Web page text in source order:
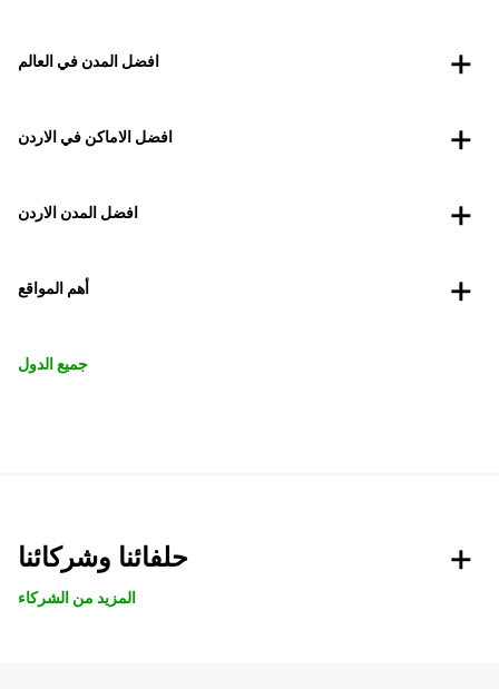
افضل المدن في العالم
افضل الاماكن في الاردن
افضل المدن الاردن
أهم المواقع
جميع الدول
حلفائنا وشركائنا
المزيد من الشركاء